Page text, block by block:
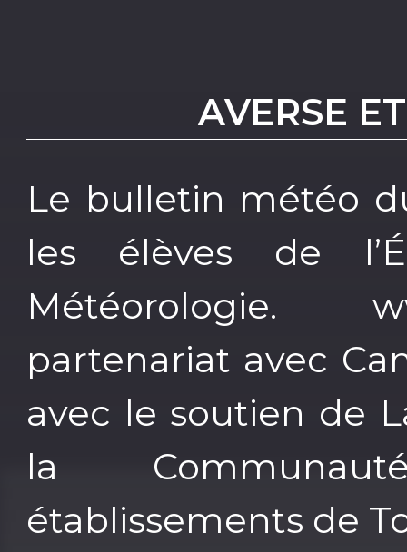
AVERSE
Le bulletin météo
les élèves de
Météorologie.
partenariat avec
avec le soutien de
la
établissements de